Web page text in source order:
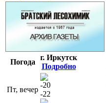
Погода
г. Иркутск
Подробно
Пт, вечер
-20
-22